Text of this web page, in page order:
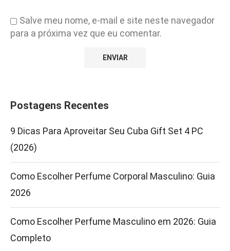
Salve meu nome, e-mail e site neste navegador
para a próxima vez que eu comentar.
Postagens Recentes
9 Dicas Para Aproveitar Seu Cuba Gift Set 4 PC
(2026)
Como Escolher Perfume Corporal Masculino: Guia
2026
Como Escolher Perfume Masculino em 2026: Guia
Completo